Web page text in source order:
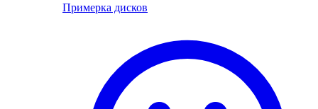
Примерка дисков